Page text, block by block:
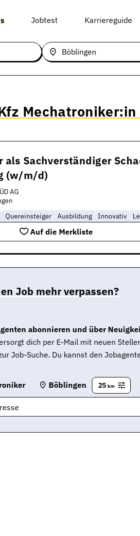
Jobtest Karriereguide
als Sachverständiger
(w/m/d)
AG
Quereinsteiger Ausbildung Innovativ
Auf die Merkliste
Job mehr verpassen?
abonnieren und über
dich per E-Mail mit neuen
Job-Suche. Du kannst den
Böblingen 25 km